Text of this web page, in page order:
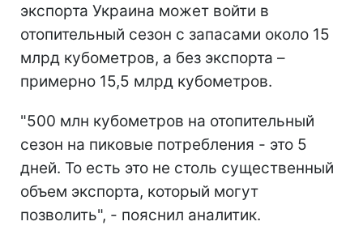
экспорта Украина может войти в
отопительный сезон с запасами около 15
млрд кубометров, а без экспорта –
примерно 15,5 млрд кубометров.
"500 млн кубометров на отопительный
сезон на пиковые потребления - это 5
дней. То есть это не столь существенный
объем экспорта, который могут
позволить", - пояснил аналитик.